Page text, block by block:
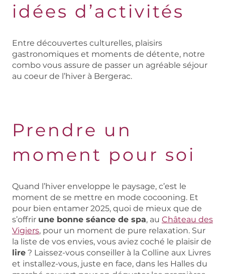
idées d’activités
Entre découvertes culturelles, plaisirs
gastronomiques et moments de détente, notre
combo vous assure de passer un agréable séjour
au coeur de l’hiver à Bergerac.
Prendre un
moment pour soi
Quand l’hiver enveloppe le paysage, c’est le
moment de se mettre en mode cocooning. Et
pour bien entamer 2025, quoi de mieux que de
s’offrir une bonne séance de spa, au Château des
Vigiers, pour un moment de pure relaxation. Sur
la liste de vos envies, vous aviez coché le plaisir de
lire ? Laissez-vous conseiller à la Colline aux Livres
et installez-vous, juste en face, dans les Halles du